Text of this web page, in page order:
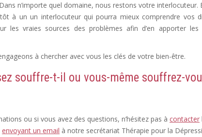
n’importe quel domaine, nous restons votre interlocuteur.
à un un interlocuteur qui pourra mieux comprendre vos
les vraies sources des problèmes afin d’en apporter
à chercher avec vous les clés de votre bien-être.
souffre-t-il ou vous-même souffrez-
ou si vous avez des questions, n’hésitez pas à contacter
envoyant un email à notre secrétariat Thérapie pour la